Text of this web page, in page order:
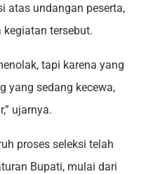
atas undangan peserta,
kegiatan tersebut.
tapi karena yang
yang sedang kecewa,
ujarnya.
proses seleksi telah
Bupati, mulai dari